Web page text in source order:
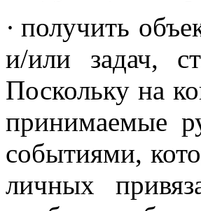
· получить
и/или задач,
Поскольку на
принимаемые
событиями,
личных